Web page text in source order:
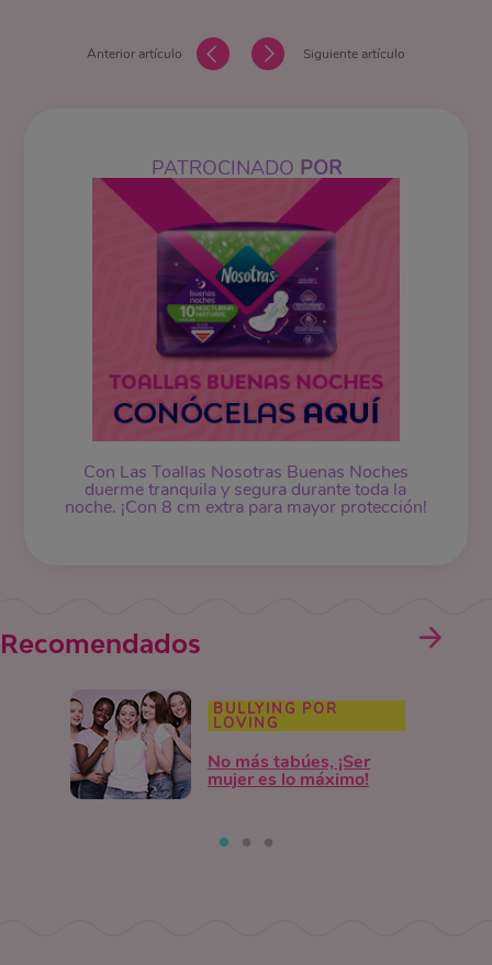
Anterior artículo Siguiente artículo
PATROCINADO POR
Con Las Toallas Nosotras Buenas Noches
duerme tranquila y segura durante toda la
noche. ¡Con 8 cm extra para mayor protección!
Recomendados
BULLYING POR
LOVING
No más tabúes, ¡Ser
mujer es lo máximo!